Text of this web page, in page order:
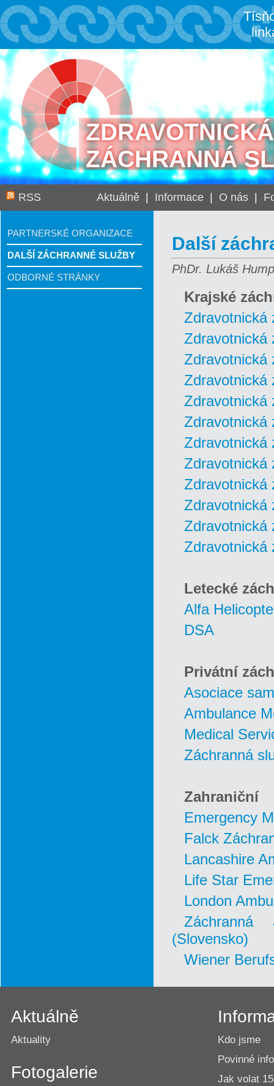
ZDRAVOTNICKÁ
ZÁCHRANNÁ
RSS Aktuálně| Informace| O nás|
PARTNERSKÉ ORGANIZACE
DALŠÍ ZÁCHRANNÉ SLUŽBY
ODBORNÉ STRÁNKY
Další
PhDr. Lukáš
Krajské
Zdravotnická
Zdravotnická
Zdravotnická
Zdravotnická
Zdravotnická
Zdravotnická
Zdravotnická
Zdravotnická
Zdravotnická
Zdravotnická
Zdravotnická
Zdravotnická
Letecké
Alfa
DSA
Privátní
Asociace
Ambulance
Medical
Záchranná
Zahraniční
Emergency
Falck
Lancashire
Life Star
London
Záchranná
(Slovensko)
Wiener
Aktuálně
Aktuality
Fotogalerie
Kdo jsme
Povinné
Jak volat